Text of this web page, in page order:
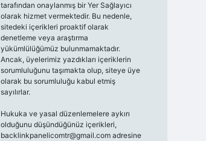
tarafından onaylanmış bir Yer Sağlayıcı
olarak hizmet vermektedir. Bu nedenle,
sitedeki içerikleri proaktif olarak
denetleme veya araştırma
yükümlülüğümüz bulunmamaktadır.
Ancak, üyelerimiz yazdıkları içeriklerin
sorumluluğunu taşımakta olup, siteye üye
olarak bu sorumluluğu kabul etmiş
sayılırlar.
Hukuka ve yasal düzenlemelere aykırı
olduğunu düşündüğünüz içerikleri,
backlinkpanelicomtr@gmail.comadresine